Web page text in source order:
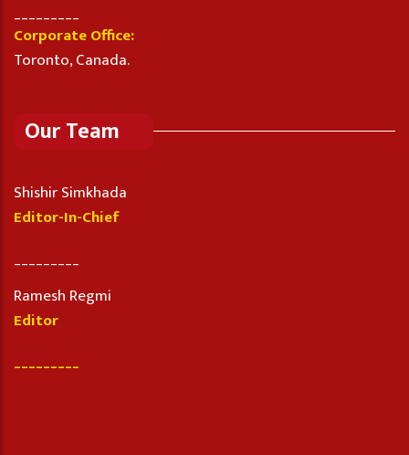
Corporate Office:
Toronto, Canada.
Our Team
Shishir Simkhada
Editor-In-Chief
Ramesh Regmi
Editor
_________